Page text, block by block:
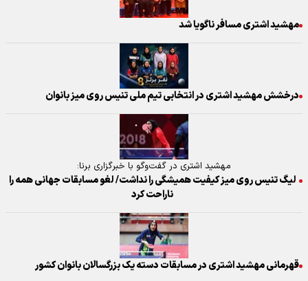
مهشید اشتری مسافر ناگویا شد
درخشش مهشید اشتری در انتخابی تیم ملی تنیس روی میز بانوان
مهشید اشتری در گفت‌وگو با خبرگزاری برنا:
لیگ تنیس روی میز کیفیت همیشگی را نداشت/ لغو مسابقات جهانی همه را
ناراحت کرد
قهرمانی مهشید اشتری در مسابقات دسته یک بزرگسالان بانوان کشور